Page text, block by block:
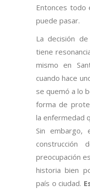
Entonces todo
puede pasar.
La decisión de
tiene
mismo en
cuando hace
se quemó a lo
forma de
la enfermedad
Sin embargo,
preocupación
historia bien
país o ciudad.